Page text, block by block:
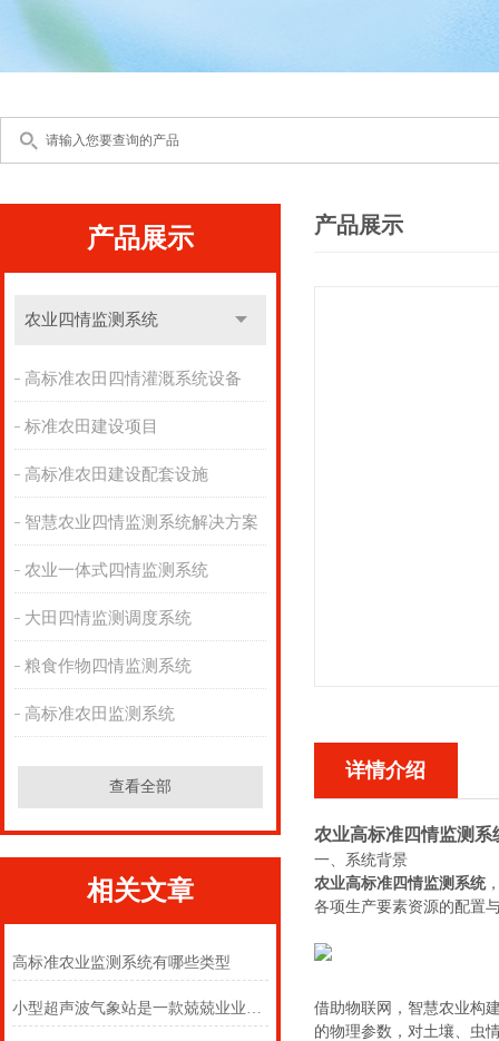
产品展示
农业四情监测系统
高标准农田四情灌溉系统设备
标准农田建设项目
高标准农田建设配套设施
智慧农业四情监测系统解决方案
农业一体式四情监测系统
大田四情监测调度系统
粮食作物四情监测系统
高标准农田监测系统
查看全部
相关文章
高标准农业监测系统有哪些类型
小型超声波气象站是一款兢兢业业的超声波微气象站
产品展示
详情介绍
农业高标准四情监测系
一、系统背景
农业高标准四情监测系统
各项生产要素资源的配置
借助物联网，智慧农业构
的物理参数，对土壤、虫